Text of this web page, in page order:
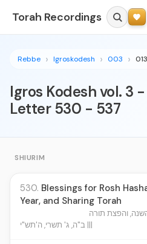
Torah Recordings
Rebbe Igroskodesh 003 013
Igros Kodesh vol. 3
Letter 530 - 537
SHIURIM
530. Blessings for Rosh
Year, and Sharing Torah
והפצת תורה
ב"ה, ג' תשרי, ה'תש"י |||